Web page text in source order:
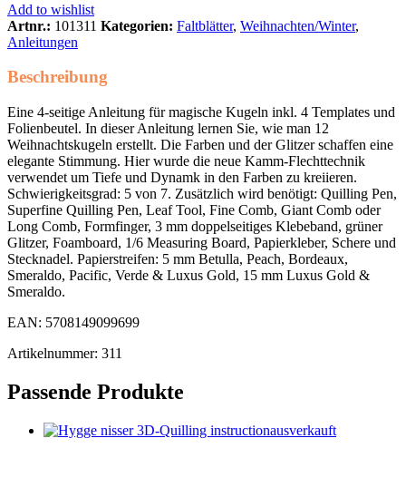
Add to wishlist
Artnr.: 101311 Kategorien: Faltblätter, Weihnachten/Winter,
Anleitungen
Beschreibung
Eine 4-seitige Anleitung für magische Kugeln inkl. 4 Templates und
Folienbeutel. In dieser Anleitung lernen Sie, wie man 12
Weihnachtskugeln erstellt. Die Farben und der Glitzer schaffen eine
elegante Stimmung. Hier wurde die neue Kamm-Flechttechnik
verwendet um Tiefe und Dynamk in den Farben zu kreiieren.
Schwierigkeitsgrad: 5 von 7. Zusätzlich wird benötigt: Quilling Pen,
Superfine Quilling Pen, Leaf Tool, Fine Comb, Giant Comb oder
Long Comb, Formfinger, 3 mm doppelseitiges Klebeband, grüner
Glitzer, Foamboard, 1/6 Measuring Board, Papierkleber, Schere und
Stecknadel. Papierstreifen: 5 mm Betulla, Peach, Bordeaux,
Smeraldo, Pacific, Verde & Luxus Gold, 15 mm Luxus Gold &
Smeraldo.
EAN: 5708149099699
Artikelnummer: 311
Passende Produkte
ausverkauft